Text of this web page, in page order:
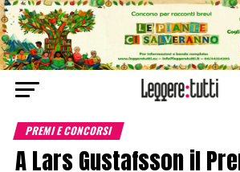
PREMI E CONCORSI
A Lars Gustafsson il